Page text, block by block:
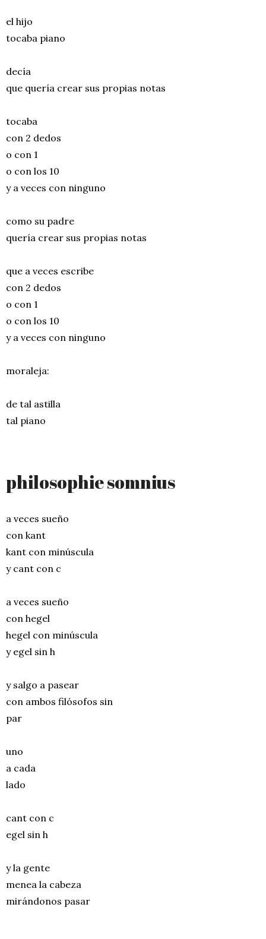
el hijo
tocaba piano
decía
que quería crear sus propias notas
tocaba
con 2 dedos
o con 1
o con los 10
y a veces con ninguno
como su padre
quería crear sus propias notas
que a veces escribe
con 2 dedos
o con 1
o con los 10
y a veces con ninguno
moraleja:
de tal astilla
tal piano
philosophie somnius
a veces sueño
con kant
kant con minúscula
y cant con c
a veces sueño
con hegel
hegel con minúscula
y egel sin h
y salgo a pasear
con ambos filósofos sin
par
uno
a cada
lado
cant con c
egel sin h
y la gente
menea la cabeza
mirándonos pasar